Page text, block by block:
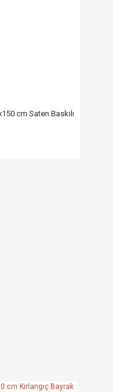
cm Saten Baskılı